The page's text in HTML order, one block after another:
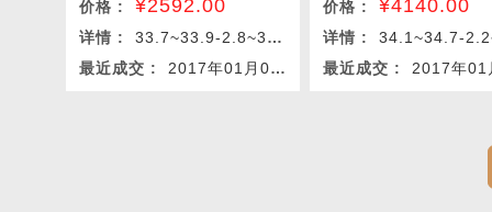
价格 : ¥2592.00
详情 : 33.7~33.9-2.8~3.0-13.62g
最近成交 : 2017年01月09日
价格 :¥4140.00
详情 :34.1~34.7-2.2~2.3-
最近成交 :2017年01月